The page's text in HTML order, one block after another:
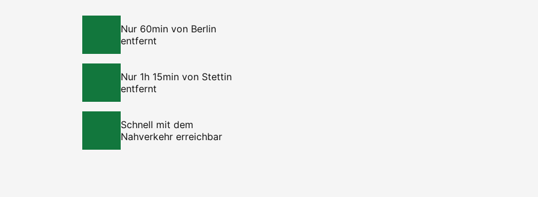
Nur 60min von Berlin
entfernt
Nur 1h 15min von Stettin
entfernt
Schnell mit dem
Nahverkehr erreichbar